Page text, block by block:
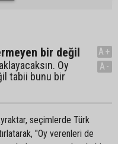
bir değil
Oy
tabii bunu bir
A+
A-
seçimlerde Türk
"Oy verenleri de